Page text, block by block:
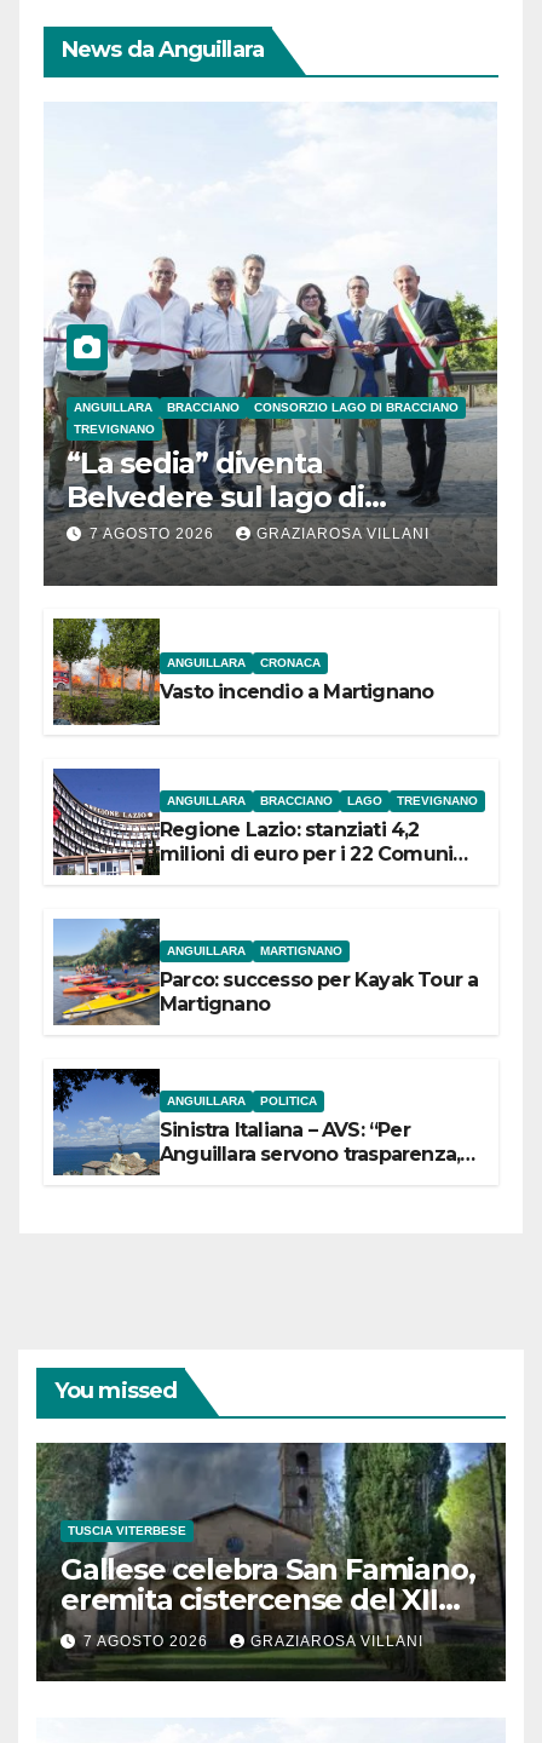
News da Anguillara
ANGUILLARA BRACCIANO
CONSORZIO LAGO DI BRACCIANO
TREVIGNANO
“La sedia” diventa
Belvedere sul lago di
Bracciano: ieri
l’inaugurazione
7 AGOSTO 2026 GRAZIAROSA VILLANI
ANGUILLARA CRONACA
Vasto incendio a Martignano
ANGUILLARA BRACCIANO LAGO TREVIGNANO
Regione Lazio: stanziati 4,2
milioni di euro per i 22 Comuni
ANGUILLARA MARTIGNANO
Parco: successo per Kayak Tour a
Martignano
ANGUILLARA POLITICA
Sinistra Italiana – AVS: “Per
Anguillara servono trasparenza,
You missed
TUSCIA VITERBESE
Gallese celebra San Famiano,
eremita cistercense del XII
secolo
7 AGOSTO 2026 GRAZIAROSA VILLANI